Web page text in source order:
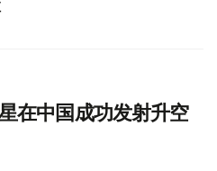
在中国成功发射升空